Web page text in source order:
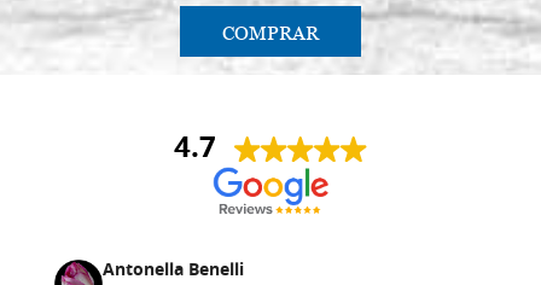
COMPRAR
4.7
Antonella Benelli